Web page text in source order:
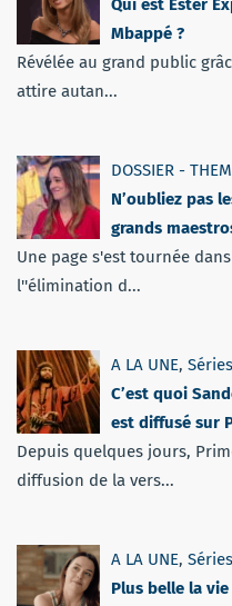
Qui est Ester
Mbappé ?
Révélée au grand public
attire autan...
DOSSIER -
N’oubliez pas
grands
Une page s'est tournée
l''élimination d...
A LA UNE,
C’est quoi
est diffusé sur
Depuis quelques jours,
diffusion de la vers...
A LA UNE,
Plus belle la